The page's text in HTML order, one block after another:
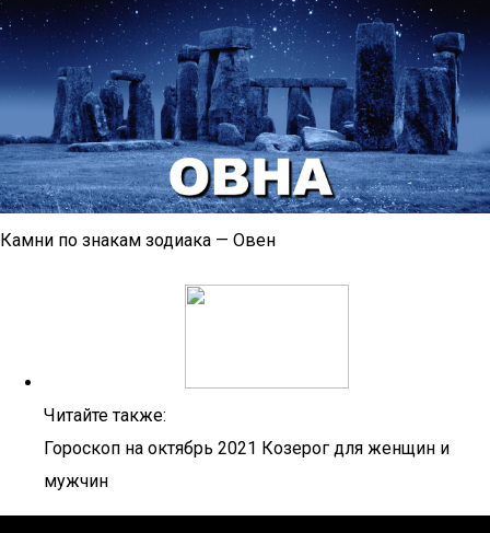
Камни по знакам зодиака — Овен
Читайте также:
Гороскоп на октябрь 2021 Козерог для женщин и
мужчин